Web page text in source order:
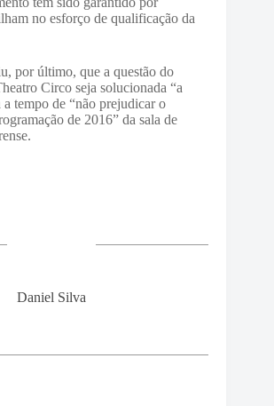
no esforço de qualificação da
por último, que a questão do
Circo seja solucionada “a
tempo de “não prejudicar o
de 2016” da sala de
Daniel Silva